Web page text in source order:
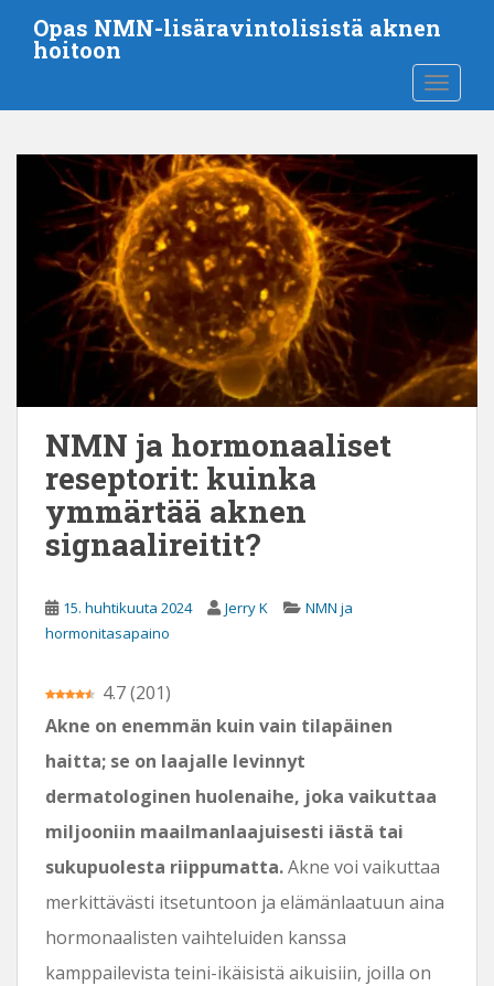
r
Opas NMN-lisäravintolisistä aknen
hoitoon
NMN ja hormonaaliset
reseptorit: kuinka
ymmärtää aknen
signaalireitit?
15. huhtikuuta 2024 Jerry K
NMN ja
hormonitasapaino
4.7(201)
Akne on enemmän kuin vain tilapäinen
haitta; se on laajalle levinnyt
dermatologinen huolenaihe, joka vaikuttaa
miljooniin maailmanlaajuisesti iästä tai
sukupuolesta riippumatta.Akne voi vaikuttaa
merkittävästi itsetuntoon ja elämänlaatuun aina
hormonaalisten vaihteluiden kanssa
kamppailevista teini-ikäisistä aikuisiin, joilla on